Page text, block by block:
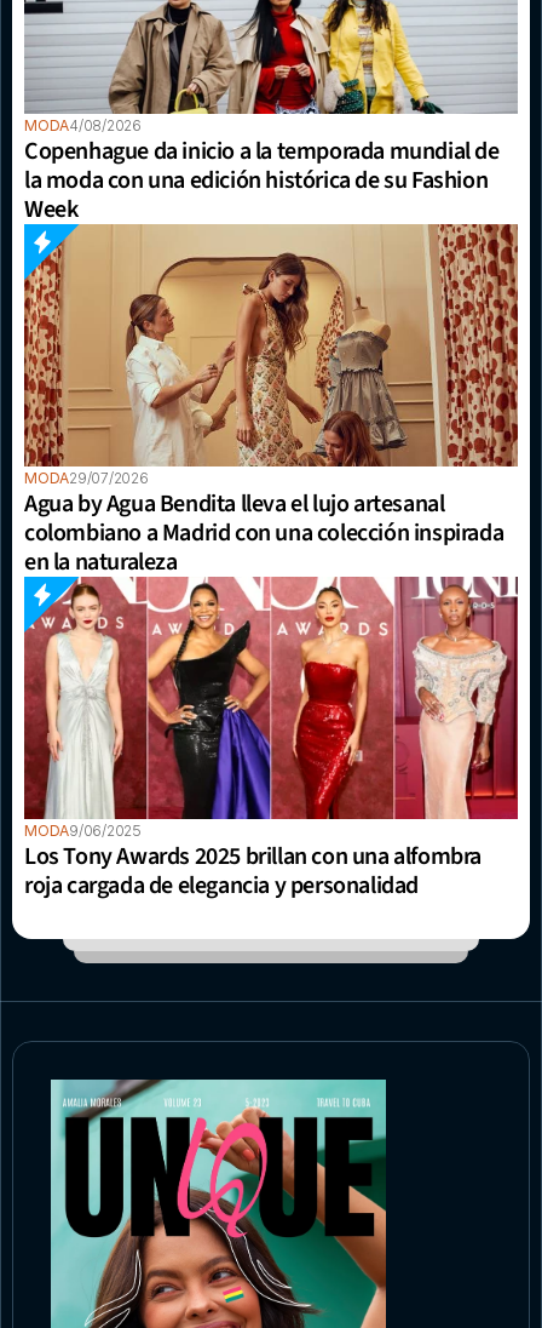
MODA4/08/2026
Copenhague da inicio a la temporada mundial de
la moda con una edición histórica de su Fashion
Week
MODA29/07/2026
Agua by Agua Bendita lleva el lujo artesanal
colombiano a Madrid con una colección inspirada
en la naturaleza
MODA9/06/2025
Los Tony Awards 2025 brillan con una alfombra
roja cargada de elegancia y personalidad